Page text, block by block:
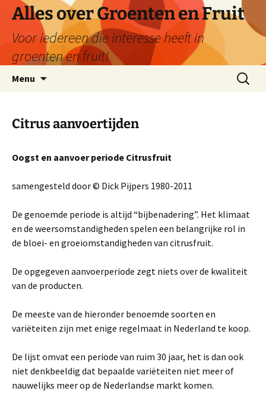
naarAlles over Groenten en Fruit
Voor iedereen die interesse heeft in
groenten en fruit!
Menu
Zoeken
naar:
Citrus aanvoertijden
Oogst en aanvoer periode Citrusfruit
samengesteld door © Dick Pijpers 1980-2011
De genoemde periode is altijd “bijbenadering”. Het klimaat
en de weersomstandigheden spelen een belangrijke rol in
de bloei- en groeiomstandigheden van citrusfruit.
De opgegeven aanvoerperiode zegt niets over de kwaliteit
van de producten.
De meeste van de hieronder benoemde soorten en
variëteiten zijn met enige regelmaat in Nederland te koop.
De lijst omvat een periode van ruim 30 jaar, het is dan ook
niet denkbeeldig dat bepaalde variëteiten niet meer of
nauwelijks meer op de Nederlandse markt komen.